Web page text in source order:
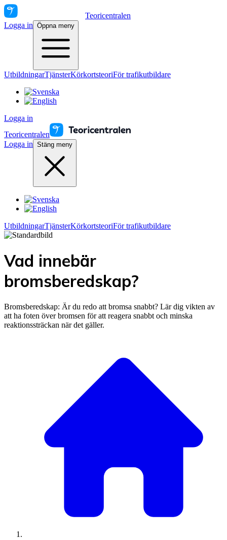
Teoricentralen
Logga in Öppna meny
UtbildningarTjänsterKörkortsteoriFör trafikutbildare
Logga in
Teoricentralen
Logga in Stäng meny
UtbildningarTjänsterKörkortsteoriFör trafikutbildare
Vad innebär
bromsberedskap?
Bromsberedskap: Är du redo att bromsa snabbt? Lär dig vikten av
att ha foten över bromsen för att reagera snabbt och minska
reaktionssträckan när det gäller.